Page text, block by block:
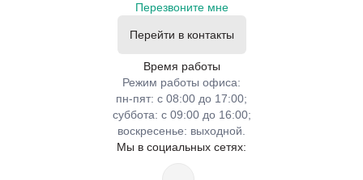
Перезвоните мне
Перейти в контакты
Время работы
Режим работы офиса:
пн-пят: с 08:00 до 17:00;
суббота: с 09:00 до 16:00;
воскресенье: выходной.
Мы в социальных сетях: